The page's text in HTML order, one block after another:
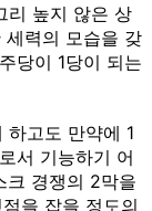
리 높지 않은 상
세력의 모습을 갖
당이 1당이 되는
고도 만약에 1
서 기능하기 어
크 경쟁의 2막을
을 잡을 정도의